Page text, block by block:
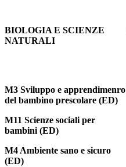
BIOLOGIA E SCIENZE
NATURALI
M3 Sviluppo e apprendimenro
del bambino prescolare (ED)
M11 Scienze sociali per
bambini (ED)
M4 Ambiente sano e sicuro
(ED)